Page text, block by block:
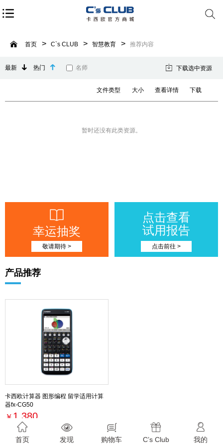
首页 C`s CLUB 智慧教育 推荐内容
最新 热门 名师 下载选中资源
文件类型 大小 查看详情 下载
暂时还没有此类资源。
幸运抽奖
敬请期待 >
点击查看
试用报告
点击前往 >
产品推荐
卡西欧计算器 图形编程 留学适用计算
器fx-CG50
￥ 1,380
最新活动
首页 发现 购物车 C’s Club 我的